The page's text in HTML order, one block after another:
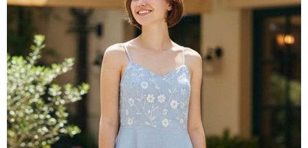
結帳頁面，進行簡訊認證並確認金額後，即可完成結帳。
２．訂單成立數日內，您將收到繳費通知簡訊。
３．收到繳費通知簡訊後14天內，點擊此簡訊中的連結，可透過四大超商／
ATM／網路銀行／等多元方式進行付款，方視為交易完成。
※ 請注意：結帳手續完成當下不需立刻繳費，但若您需要取消訂單，請聯絡
購買商品的店家。未經商家同意取消之訂單仍視為有效，需透過AFTEE先享
後付繳納相關費用。
※ 交易是否成功請以「AFTEE先享後付 」之結帳頁面顯示為準，若有關於
是否繳費成功／繳費後需取消欲退款等相關疑問，請聯繫「AFTEE先享後付
客戶支援中心」
https://netprotections.freshdesk.com/support/home
【注意事項】
每筆NT$60，滿NT$1,000(含以上)免運費
7-11取貨付款
每筆NT$60，滿NT$1,000(含以上)免運費
宅配
每筆NT$90，滿NT$1,000(含以上)免運費
貨到付款
每筆NT$60，滿NT$1,000(含以上)免運費